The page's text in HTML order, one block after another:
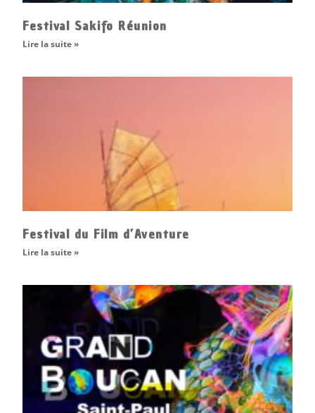
Festival Sakifo Réunion
Lire la suite »
Festival du Film d’Aventure
Lire la suite »